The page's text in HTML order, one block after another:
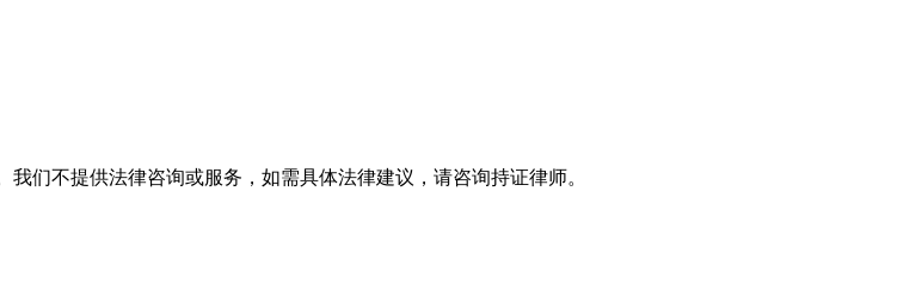
们不提供法律咨询或服务，如需具体法律建议，请咨询持证律师。